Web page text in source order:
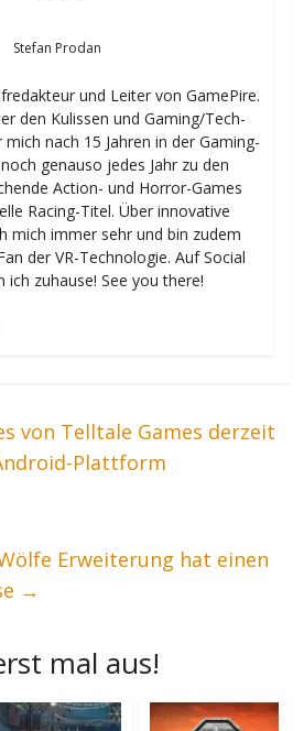
Stefan Prodan
und Leiter von GamePire.
den Kulissen und Gaming/Tech-
nach 15 Jahren in der Gaming-
genauso jedes Jahr zu den
Action- und Horror-Games
Racing-Titel. Über innovative
mich immer sehr und bin zudem
der VR-Technologie. Auf Social
ich zuhause! See you there!
von Telltale Games derzeit
Plattform
Erweiterung hat einen
→
mal aus!